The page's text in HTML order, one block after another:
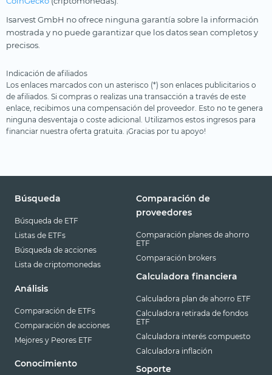
Isarvest GmbH no ofrece ninguna garantía sobre la información
mostrada y no puede garantizar que los datos sean completos y
precisos.
Indicación de afiliados
Los enlaces marcados con un asterisco (*) son enlaces publicitarios o
de afiliados. Si compras o realizas una transacción a través de este
enlace, recibimos una compensación del proveedor. Esto no te genera
ninguna desventaja o coste adicional. Utilizamos estos ingresos para
financiar nuestra oferta gratuita. ¡Gracias por tu apoyo!
Búsqueda
Búsqueda de ETF
Listas de ETFs
Búsqueda de acciones
Lista de criptomonedas
Análisis
Comparación de ETFs
Comparación de acciones
Mejores y Peores ETF
Conocimiento
Comparación de
proveedores
Comparación planes de ahorro
ETF
Comparación brokers
Calculadora financiera
Calculadora plan de ahorro ETF
Calculadora retirada de fondos
ETF
Calculadora interés compuesto
Calculadora inflación
Soporte